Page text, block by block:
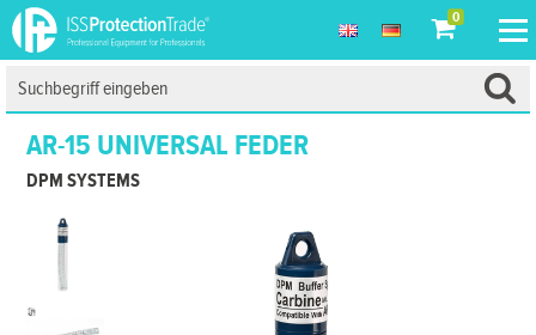
0
AR-15 UNIVERSAL FEDER
DPM SYSTEMS